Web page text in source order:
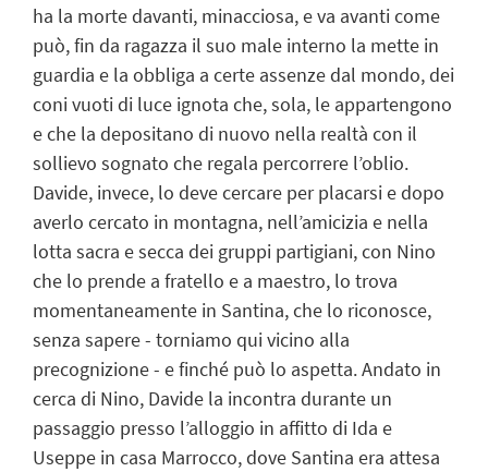
ha la morte davanti, minacciosa, e va avanti come
può, fin da ragazza il suo male interno la mette in
guardia e la obbliga a certe assenze dal mondo, dei
coni vuoti di luce ignota che, sola, le appartengono
e che la depositano di nuovo nella realtà con il
sollievo sognato che regala percorrere l’oblio.
Davide, invece, lo deve cercare per placarsi e dopo
averlo cercato in montagna, nell’amicizia e nella
lotta sacra e secca dei gruppi partigiani, con Nino
che lo prende a fratello e a maestro, lo trova
momentaneamente in Santina, che lo riconosce,
senza sapere - torniamo qui vicino alla
precognizione - e finché può lo aspetta. Andato in
cerca di Nino, Davide la incontra durante un
passaggio presso l’alloggio in affitto di Ida e
Useppe in casa Marrocco, dove Santina era attesa